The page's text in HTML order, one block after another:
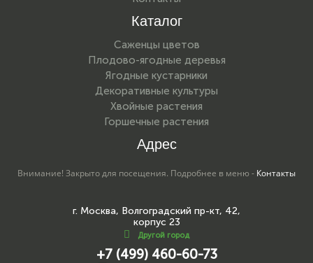
Каталог
Саженцы цветов
Плодово-ягодные деревья
Ягодные кустарники
Декоративные культуры
Хвойные растения
Горшечные растения
Адрес
Внимание! Закрыто для посещения. Подробнее в меню - Контакты
г. Москва, Волгоградский пр-кт, 42,
корпус 23
Другой город
+7 (499) 460-60-73